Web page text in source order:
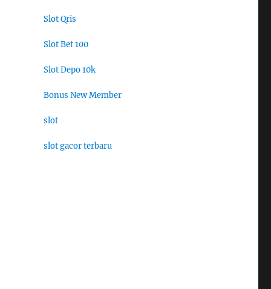
Slot Qris
Slot Bet 100
Slot Depo 10k
Bonus New Member
slot
slot gacor terbaru